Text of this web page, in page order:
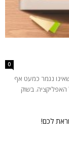
0
נגמר כמעט אף
בשוק
לכם!